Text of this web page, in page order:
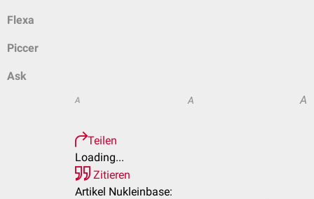
Flexa
Piccer
Ask
A A A
Teilen
Loading...
Zitieren
Artikel Nukleinbase: